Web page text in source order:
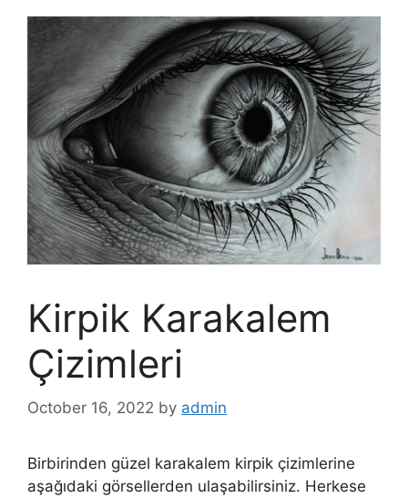
Kirpik Karakalem
Çizimleri
October 16, 2022 by admin
Birbirinden güzel karakalem kirpik çizimlerine
aşağıdaki görsellerden ulaşabilirsiniz. Herkese